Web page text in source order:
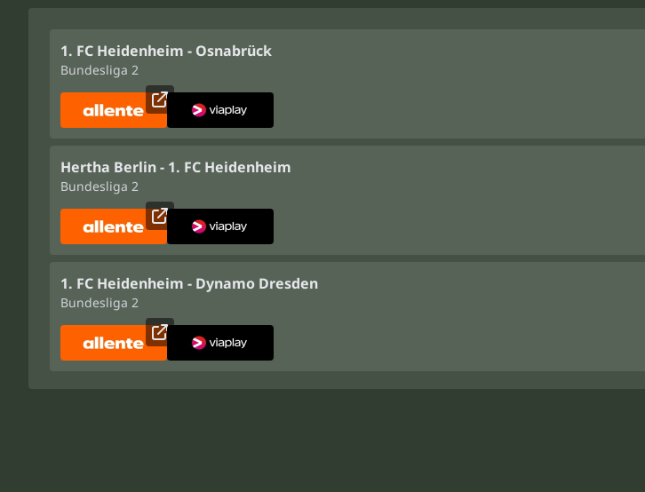
1. FC Heidenheim - Osnabrück
Bundesliga 2
Hertha Berlin - 1. FC Heidenheim
Bundesliga 2
1. FC Heidenheim - Dynamo Dresden
Bundesliga 2